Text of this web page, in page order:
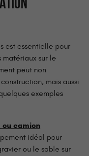
est essentielle pour
sur le
peut non
mais aussi
exemples
ou camion
idéal pour
ou le sable sur